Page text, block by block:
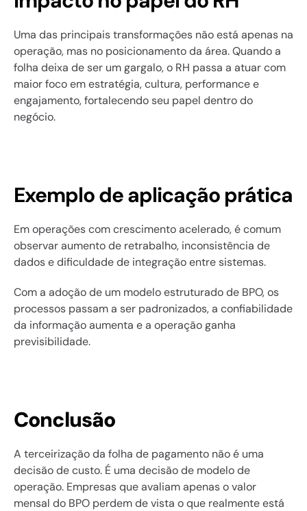
Uma das principais transformações não está apenas na
operação, mas no posicionamento da área. Quando a
folha deixa de ser um gargalo, o RH passa a atuar com
maior foco em estratégia, cultura, performance e
engajamento, fortalecendo seu papel dentro do
negócio.
Exemplo de aplicação prática
Em operações com crescimento acelerado, é comum
observar aumento de retrabalho, inconsistência de
dados e dificuldade de integração entre sistemas.
Com a adoção de um modelo estruturado de BPO, os
processos passam a ser padronizados, a confiabilidade
da informação aumenta e a operação ganha
previsibilidade.
Conclusão
A terceirização da folha de pagamento não é uma
decisão de custo. É uma decisão de modelo de
operação. Empresas que avaliam apenas o valor
mensal do BPO perdem de vista o que realmente está